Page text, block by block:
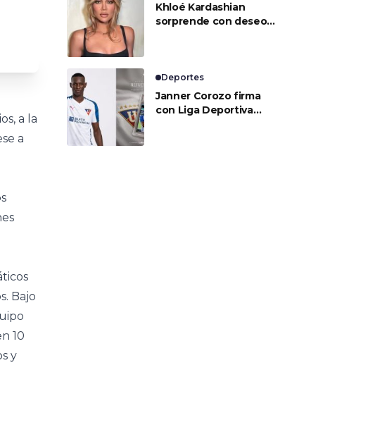
a la
a
Bajo
10
y
Khloé Kardashian
sorprende con deseo
Deportes
Janner Corozo firma
con Liga Deportiva